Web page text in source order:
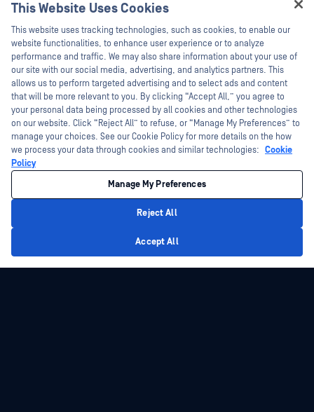
This Website Uses Cookies
This website uses tracking technologies, such as cookies, to enable our
website functionalities, to enhance user experience or to analyze
performance and traffic. We may also share information about your use of
our site with our social media, advertising, and analytics partners. This
allows us to perform targeted advertising and to select ads and content
that will be more relevant to you. By clicking “Accept All,” you agree to
your personal data being processed by all cookies and other technologies
on our website. Click “Reject All” to refuse, or “Manage My Preferences” to
manage your choices. See our Cookie Policy for more details on the how
we process your data through cookies and similar technologies: Cookie
Policy
Manage My Preferences
Reject All
Accept All
Hey there!
I'm Ozzy, your OPSWAT virtual assistant.
How can I help you secure what's critical
today?